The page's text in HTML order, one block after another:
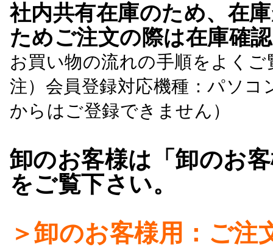
社内共有在庫のため、在
ためご注文の際は在庫確
お買い物の流れの手順をよくご
注）会員登録対応機種：パソ
からはご登録できません）
卸のお客様は「卸のお
をご覧下さい。
＞卸のお客様用：ご注